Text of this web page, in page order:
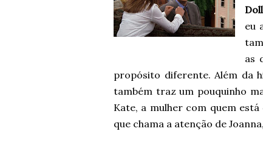
eu
as
propósito diferente. Além da
também traz um pouquinho
Kate, a mulher com quem
que chama a atenção de